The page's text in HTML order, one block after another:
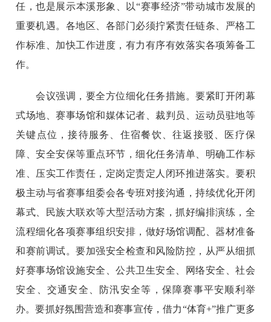
任，也是展示本溪形象、以“赛事经济”带动城市发展的
重要机遇。各地区、各部门必须拧紧责任链条、严格工
作标准、加快工作进度，有力有序有效落实各项筹备工
作。
会议强调，要全方位细化任务措施。要紧盯开闭幕
式场地、赛事场馆和媒体记者、裁判员、运动员驻地等
关键点位，接待服务、住宿餐饮、往返接驳、医疗保
障、安全安保等重点环节，细化任务清单、明确工作标
准、压实工作责任，定岗定责定人闭环推进落实。要积
极主动与省赛事组委会各专班对接沟通，持续优化开闭
幕式、民族大联欢等大型活动方案，抓好编排演练，全
流程细化各项赛事组织安排，做好场馆调配、器材准备
和赛前调试。要加强安全检查和风险防控，从严从细抓
好赛事场馆设施安全、公共卫生安全、网络安全、社会
安全、交通安全、防汛安全等，保障赛事平安顺利举
办。要抓好氛围营造和赛事宣传，借力“体育+”推广更多